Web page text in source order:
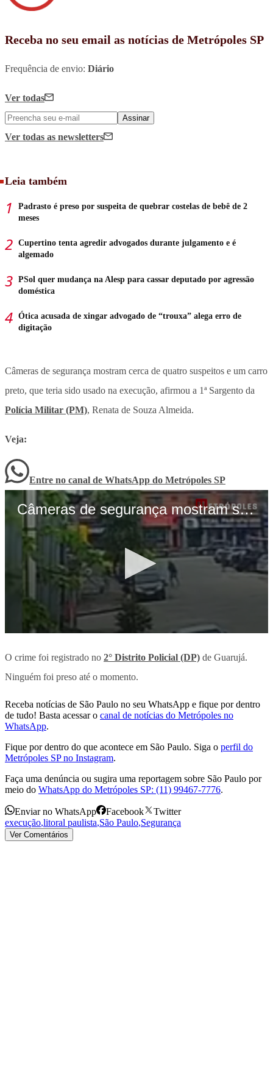
Receba no seu email as notícias de Metrópoles SP
Frequência de envio: Diário
Ver todas
Assinar
Ver todas as newsletters
Leia também
Padrasto é preso por suspeita de quebrar costelas de bebê de 2
meses
Cupertino tenta agredir advogados durante julgamento e é
algemado
PSol quer mudança na Alesp para cassar deputado por agressão
doméstica
Ótica acusada de xingar advogado de “trouxa” alega erro de
digitação
Câmeras de segurança mostram cerca de quatro suspeitos e um carro
preto, que teria sido usado na execução, afirmou a 1ª Sargento da
Polícia Militar (PM), Renata de Souza Almeida.
Veja:
Entre no canal de WhatsApp do Metrópoles SP
O crime foi registrado no 2° Distrito Policial (DP) de Guarujá.
Ninguém foi preso até o momento.
Receba notícias de São Paulo no seu WhatsApp e fique por dentro
de tudo! Basta acessar o canal de notícias do Metrópoles no
WhatsApp.
Fique por dentro do que acontece em São Paulo. Siga o perfil do
Metrópoles SP no Instagram.
Faça uma denúncia ou sugira uma reportagem sobre São Paulo por
meio do WhatsApp do Metrópoles SP: (11) 99467-7776.
Enviar no WhatsApp Facebook
Twitter
execução,litoral paulista,São Paulo,Segurança
Ver Comentários